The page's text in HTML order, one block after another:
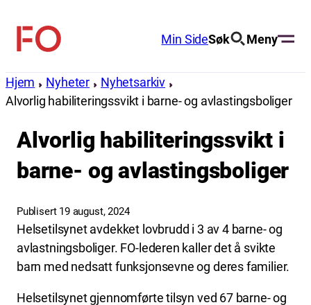
innhold
FO
Min SideSøk Meny
Hjem Nyheter
Nyhetsarkiv
Alvorlig habiliteringssvikt i barne- og avlastingsboliger
Alvorlig habiliteringssvikt i
barne- og avlastingsboliger
Publisert 19 august, 2024
Helsetilsynet avdekket lovbrudd i 3 av 4 barne- og
avlastningsboliger. FO-lederen kaller det å svikte
barn med nedsatt funksjonsevne og deres familier.
Helsetilsynet gjennomførte tilsyn ved 67 barne- og